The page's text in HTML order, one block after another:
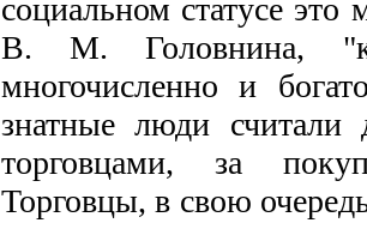
социальном статусе
В. М. Головнина,
многочисленно и
знатные люди считали
торговцами, за
Торговцы, в свою